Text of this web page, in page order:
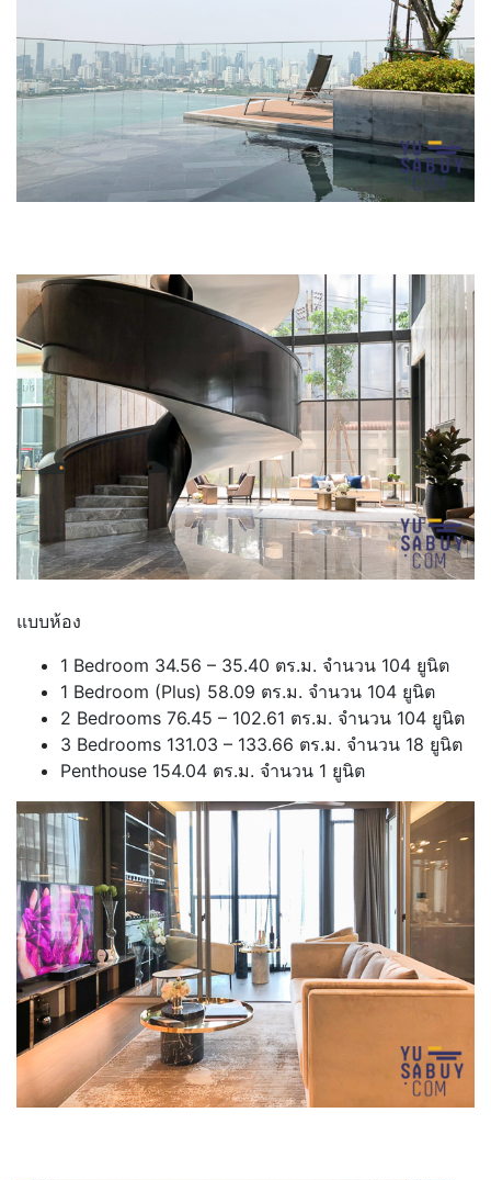
แบบห้อง
1 Bedroom 34.56 – 35.40 ตร.ม. จำนวน 104 ยูนิต
1 Bedroom (Plus) 58.09 ตร.ม. จำนวน 104 ยูนิต
2 Bedrooms 76.45 – 102.61 ตร.ม. จำนวน 104 ยูนิต
3 Bedrooms 131.03 – 133.66 ตร.ม. จำนวน 18 ยูนิต
Penthouse 154.04 ตร.ม. จำนวน 1 ยูนิต